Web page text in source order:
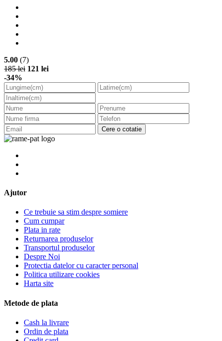
5.00 (7)
185 lei 121 lei
-34%
Cere o cotatie
Ajutor
Ce trebuie sa stim despre somiere
Cum cumpar
Plata in rate
Returnarea produselor
Transportul produselor
Despre Noi
Protectia datelor cu caracter personal
Politica utilizare cookies
Harta site
Metode de plata
Cash la livrare
Ordin de plata